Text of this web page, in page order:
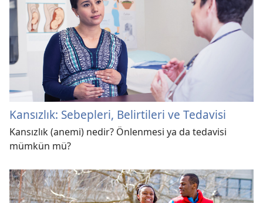
Kansızlık: Sebepleri, Belirtileri ve Tedavisi
Kansızlık (anemi) nedir? Önlenmesi ya da tedavisi
mümkün mü?